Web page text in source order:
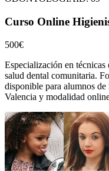
Curso Online
500€
Especialización en
salud dental comunitaria.
disponible para alumnos de
Valencia y modalidad